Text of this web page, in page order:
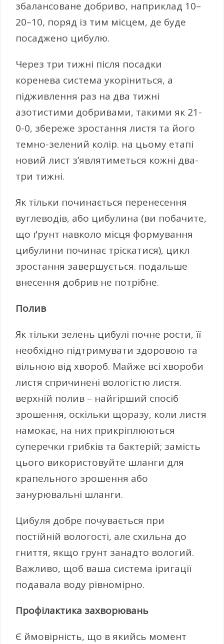
збалансоване добриво, наприклад 10–
20–10, поряд із тим місцем, де буде
посаджено цибулю.
Через три тижні після посадки
коренева система укоріниться, а
підживлення раз на два тижні
азотистими добривами, такими як 21-
0-0, збереже зростання листя та його
темно-зелений колір. на цьому етапі
новий лист з’являтиметься кожні два-
три тижні.
Як тільки починається перенесення
вуглеводів, або цибулина (ви побачите,
що ґрунт навколо місця формування
цибулини починає тріскатися), цикл
зростання завершується. подальше
внесення добрив не потрібне.
Полив
Як тільки зелень цибулі почне рости, її
необхідно підтримувати здоровою та
вільною від хвороб. Майже всі хвороби
листя спричинені вологістю листя.
верхній полив – найгірший спосіб
зрошення, оскільки щоразу, коли листя
намокає, на них прикріплюються
суперечки грибків та бактерій; замість
цього використовуйте шланги для
крапельного зрошення або
занурювальні шланги.
Цибуля добре почувається при
постійній вологості, але схильна до
гниття, якщо грунт занадто вологий.
Важливо, щоб ваша система іригації
подавала воду рівномірно.
Профілактика захворювань
Є ймовірність, що в якийсь момент